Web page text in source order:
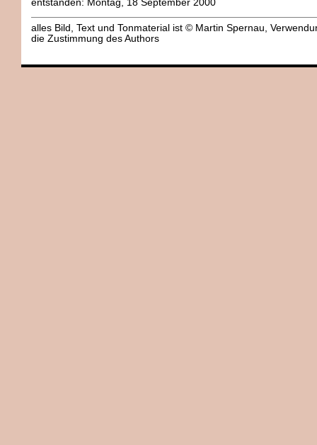
entstanden: Montag, 18 September 2000
alles Bild, Text und Tonmaterial ist © Martin Spernau,
die Zustimmung des Authors